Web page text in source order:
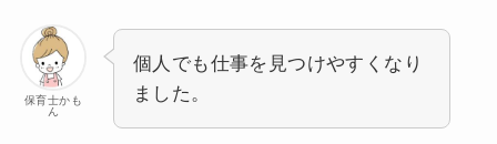
保育士かも
ん
個人でも仕事を見つけやすくなり
ました。